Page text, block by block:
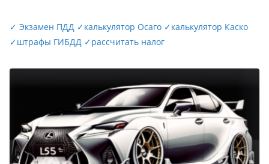
✓ Экзамен ПДД ✓калькулятор Осаго ✓калькулятор Каско
✓штрафы ГИБДД ✓рассчитать налог